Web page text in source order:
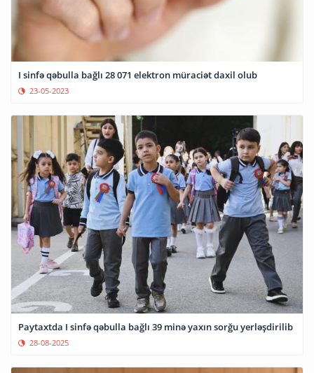
I sinfə qəbulla bağlı 28 071 elektron müraciət daxil olub
23-05-2023
Paytaxtda I sinfə qəbulla bağlı 39 minə yaxın sorğu yerləşdirilib
28-08-2025